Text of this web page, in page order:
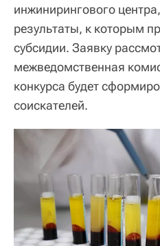
инжинирингового
результаты, к которым
субсидии. Заявку
межведомственная
конкурса будет
соискателей.